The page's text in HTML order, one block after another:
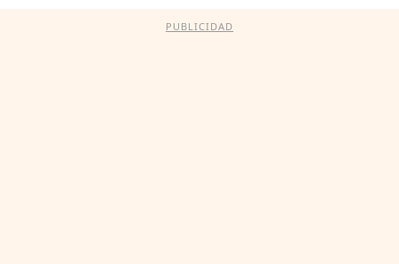
PUBLICIDAD